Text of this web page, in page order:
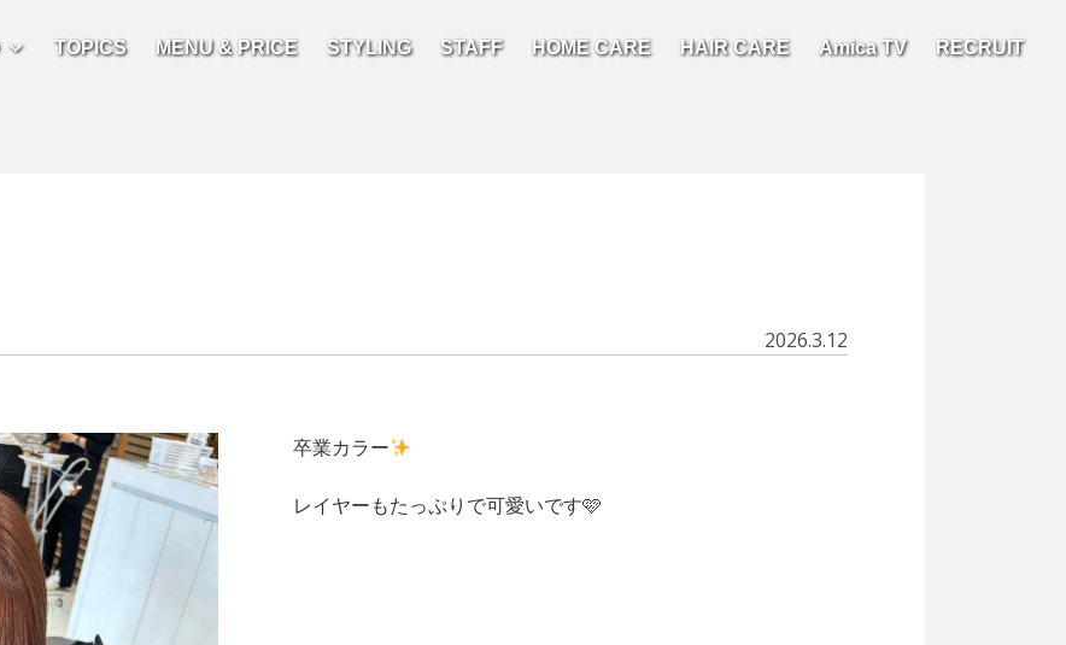
TOPICS MENU & PRICE STYLING STAFF HOME CARE HAIR CARE Amica TV RECRUIT
2026.3.12
卒業カラー
レイヤーもたっぷりで可愛いです🩷